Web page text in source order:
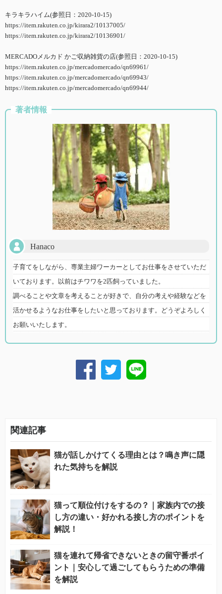
キラキラハイム(参照日：2020-10-15)
https://item.rakuten.co.jp/kirara2/10137005/
https://item.rakuten.co.jp/kirara2/10136901/
MERCADOメルカド かご収納雑貨の店(参照日：2020-10-15)
https://item.rakuten.co.jp/mercadomercado/qn69961/
https://item.rakuten.co.jp/mercadomercado/qn69943/
https://item.rakuten.co.jp/mercadomercado/qn69944/
著者情報
Hanaco
子育てをしながら、専業主婦ワーカーとしてお仕事をさせていただ
いております。以前はチワワを2匹飼っていました。
調べることや文章を考えることが好きで、自分の考えや経験などを
活かせるようなお仕事をしたいと思っております。どうぞよろしく
お願いいたします。
関連記事
猫が話しかけてくる理由とは？鳴き声に隠
れた気持ちを解説
猫って順位付けをするの？｜家族内での接
し方の違い・好かれる接し方のポイントを
解説！
猫を連れて帰省できないときの留守番ポイ
ント｜安心して過ごしてもらうための準備
を解説